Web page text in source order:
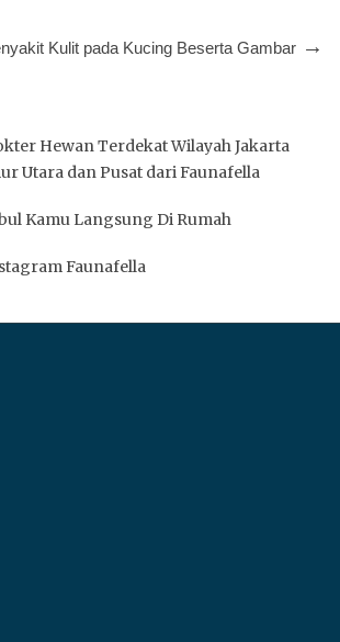
Kulit pada Kucing Beserta Gambar